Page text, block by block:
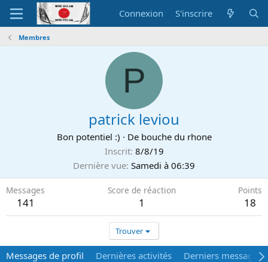
Connexion S'inscrire
Membres
P
patrick leviou
Bon potentiel :) · De bouche du rhone
Inscrit 8/8/19
Dernière vue Samedi à 06:39
Messages
141
Score de réaction
1
Points
18
Trouver
Messages de profil Dernières activités Derniers messages